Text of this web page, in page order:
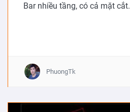
Bar nhiều tầng, có cả mặt cắt.
PhuongTk